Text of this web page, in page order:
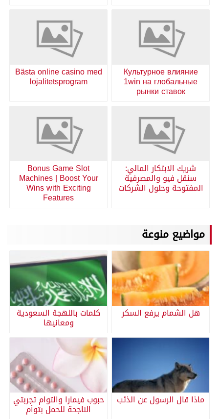
Культурное влияние
1win на глобальные
рынки ставок
Bästa online casino med
lojalitetsprogram
شريك الابتكار المالي:
سنقل فيو والمصرفية
المفتوحة وحلول الشركات
Bonus Game Slot
Machines | Boost Your
Wins with Exciting
Features
مواضيع منوعة
هل الشمام يرفع السكر كلمات باللهجة السعودية
ومعانيها
ماذا قال الرسول عن الذئب حبوب فيمارا والتوام تجربتي
الناجحة للحمل بتوأم